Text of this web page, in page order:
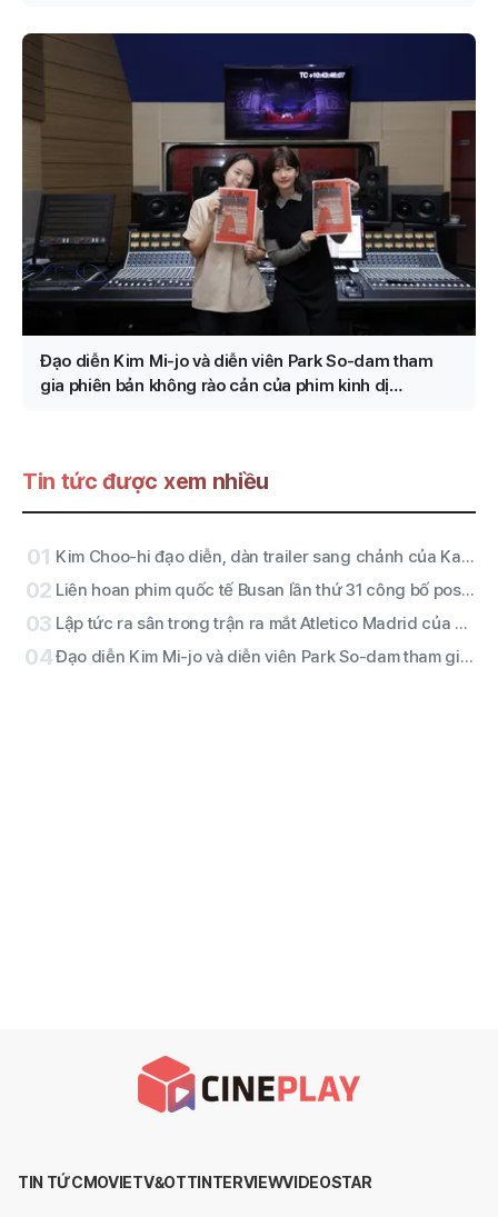
Đạo diễn Kim Mi-jo và diễn viên Park So-dam tham
gia phiên bản không rào cản của phim kinh dị
Tin tức được xem nhiều
01 Kim Choo-hi đạo diễn, dàn trailer sang chảnh của Kang Mal-geum·Jang Hang-jun (đạo diễn)·Nhà văn Kim Eun-hee, nhân vật chính là ai
02 Liên hoan phim quốc tế Busan lần thứ 31 công bố poster chính thức theo chủ đề “Quần tượng (群像)”
03 Lập tức ra sân trong trận ra mắt Atletico Madrid của Lee Kang-in! ATEEZ San thực hiện nghi lễ chào sân · RESCENE diễn halftime được xác nhận
04 Đạo diễn Kim Mi-jo và diễn viên Park So-dam tham gia phiên bản không rào cản của phim kinh dị “Conclave”
TIN TỨCMOVIETV&OTTINTERVIEWVIDEOSTAR